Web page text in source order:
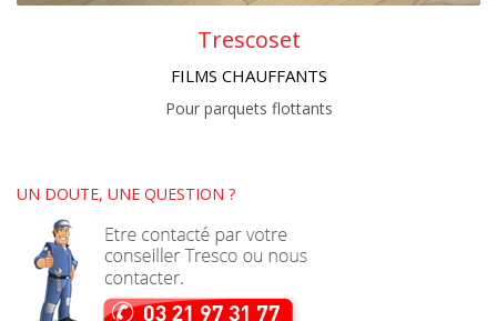
Trescoset
FILMS CHAUFFANTS
Pour parquets flottants
UN DOUTE, UNE QUESTION ?